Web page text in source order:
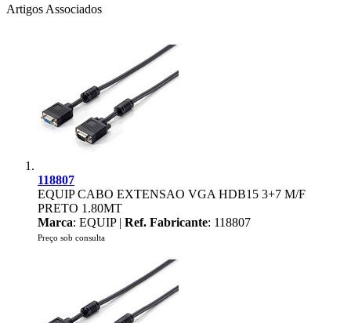
Artigos Associados
118807
EQUIP CABO EXTENSAO VGA HDB15 3+7 M/F
PRETO 1.80MT
Marca: EQUIP | Ref. Fabricante: 118807
Preço sob consulta